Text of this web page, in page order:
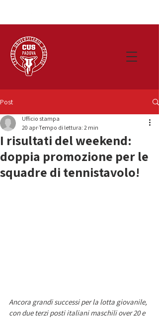
Post
I risultati del weekend:
doppia promozione per le
squadre di tennistavolo!
Ufficio stampa
20 aprTempo di lettura: 2 min
Ancora grandi successi per la lotta giovanile,
con due terzi posti italiani maschili over 20 e